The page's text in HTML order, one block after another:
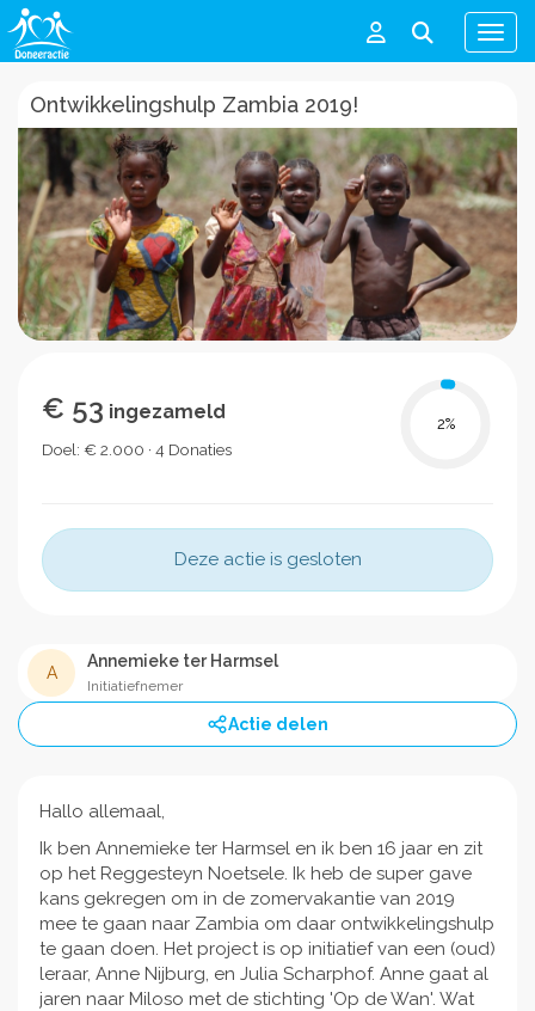
Menu
Ontwikkelingshulp Zambia 2019!
€ 53 ingezameld
Doel: € 2.000 · 4 Donaties
2%
Deze actie is gesloten
A
Annemieke ter Harmsel
Initiatiefnemer
Actie delen
Hallo allemaal,
Ik ben Annemieke ter Harmsel en ik ben 16 jaar en zit
op het Reggesteyn Noetsele. Ik heb de super gave
kans gekregen om in de zomervakantie van 2019
mee te gaan naar Zambia om daar ontwikkelingshulp
te gaan doen. Het project is op initiatief van een (oud)
leraar, Anne Nijburg, en Julia Scharphof. Anne gaat al
jaren naar Miloso met de stichting 'Op de Wan'. Wat